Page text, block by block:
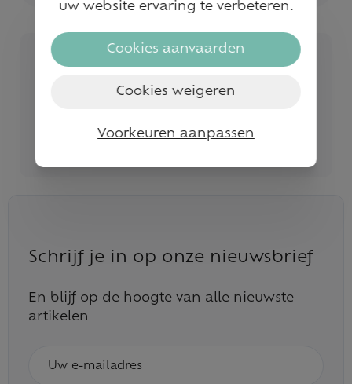
Veilig betalen
Snelle service en levering
Bezoek onze fysieke winkels
Schrijf je in op onze nieuwsbrief
En blijf op de hoogte van alle nieuwste
artikelen
mailadres
uw website ervaring te verbeteren.
Cookies aanvaarden
Cookies weigeren
Voorkeuren aanpassen